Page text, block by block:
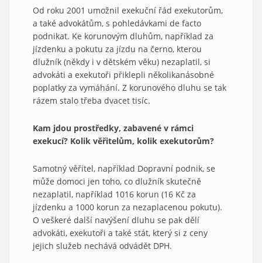
Od roku 2001 umožnil exekuční řád exekutorům,
a také advokátům, s pohledávkami de facto
podnikat. Ke korunovým dluhům, například za
jízdenku a pokutu za jízdu na černo, kterou
dlužník (někdy i v dětském věku) nezaplatil, si
advokáti a exekutoři přiklepli několikanásobné
poplatky za vymáhání. Z korunového dluhu se tak
rázem stalo třeba dvacet tisíc.
Kam jdou prostředky, zabavené v rámci
exekucí? Kolik věřitelům, kolik exekutorům?
Samotný věřitel, například Dopravní podnik, se
může domoci jen toho, co dlužník skutečně
nezaplatil, například 1016 korun (16 Kč za
jízdenku a 1000 korun za nezaplacenou pokutu).
O veškeré další navýšení dluhu se pak dělí
advokáti, exekutoři a také stát, který si z ceny
jejich služeb nechává odvádět DPH.